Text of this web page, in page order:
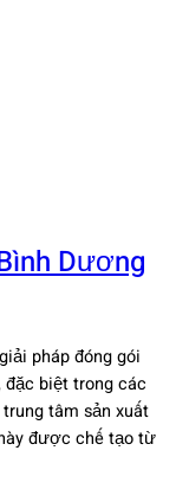
Dương
pháp đóng gói
biệt trong các
tâm sản xuất
được chế tạo từ